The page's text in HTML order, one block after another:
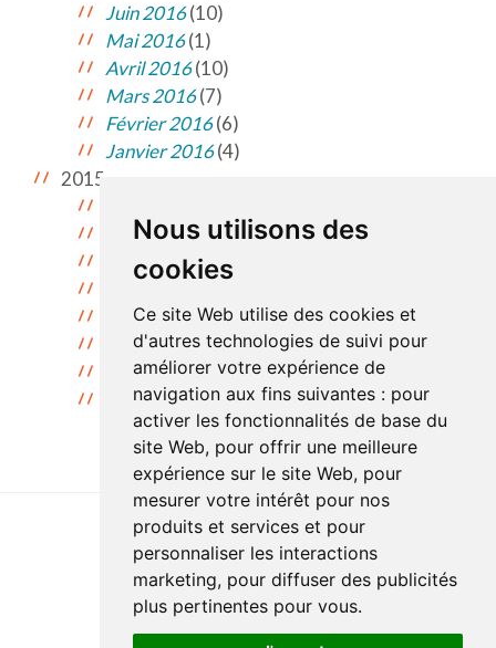
Nous utilisons des
cookies
Ce site Web utilise des cookies et
d'autres technologies de suivi pour
améliorer votre expérience de
navigation aux fins suivantes : pour
activer les fonctionnalités de base du
site Web, pour offrir une meilleure
expérience sur le site Web, pour
mesurer votre intérêt pour nos
produits et services et pour
personnaliser les interactions
marketing, pour diffuser des publicités
plus pertinentes pour vous.
Juin 2016(10)
Mai 2016(1)
Avril 2016(10)
Mars 2016(7)
Février 2016(6)
Janvier 2016(4)
2015
Novembre 2015(11)
Octobre 2015(9)
Juillet 2015(2)
Juin 2015(2)
Mai 2015(2)
Avril 2015(1)
Accessibilité
Documentation
Réalisation du site